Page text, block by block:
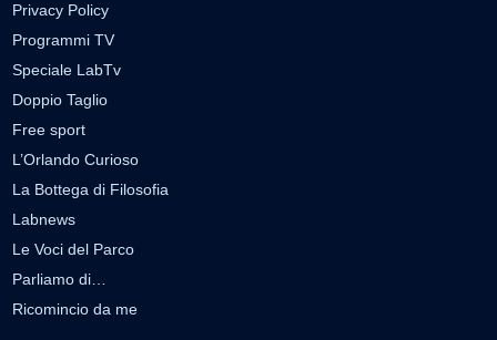
Privacy Policy
Programmi TV
Speciale LabTv
Doppio Taglio
Free sport
L’Orlando Curioso
La Bottega di Filosofia
Labnews
Le Voci del Parco
Parliamo di…
Ricomincio da me